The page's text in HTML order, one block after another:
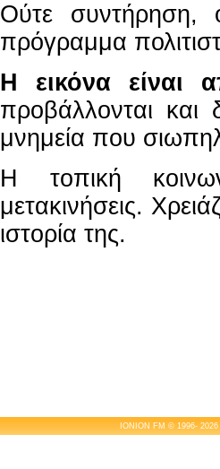
Ούτε συντήρηση,
πρόγραμμα
Η εικόνα είναι
προβάλλονται και
μνημεία που
Η τοπική
μετακινήσεις.
ιστορία της.
IONION FM © 1996-